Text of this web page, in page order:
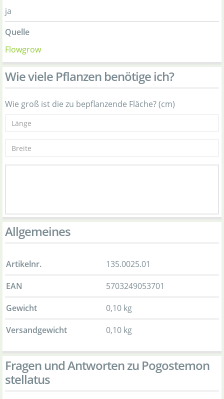
ja
Quelle
Flowgrow
Wie viele Pflanzen benötige ich?
Wie groß ist die zu bepflanzende Fläche? (cm)
Allgemeines
Artikelnr.
135.0025.01
EAN
5703249053701
Gewicht
0,10 kg
Versandgewicht
0,10 kg
Fragen und Antworten zu Pogostemon
stellatus